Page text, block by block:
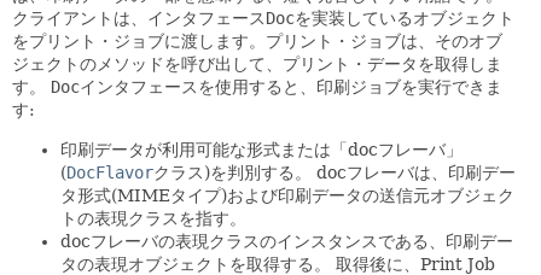
ヘルプ
クライアントは、インタフェースDocを実装しているオブジェクト
をプリント・ジョブに渡します。プリント・ジョブは、そのオブ
ジェクトのメソッドを呼び出して、プリント・データを取得しま
す。
Docインタフェースを使用すると、印刷ジョブを実行できま
す:
印刷データが利用可能な形式または「docフレーバ」
(DocFlavorクラス)を判別する。
docフレーバは、印刷デー
タ形式(MIMEタイプ)および印刷データの送信元オブジェク
トの表現クラスを指す。
docフレーバの表現クラスのインスタンスである、印刷デー
タの表現オブジェクトを取得する。
取得後に、Print Job